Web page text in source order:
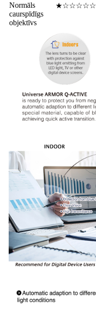
Normāls
caurspīdīgs
objektīvs
★☆☆☆☆☆